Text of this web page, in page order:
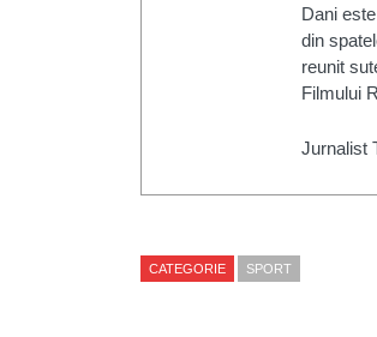
Dani
din
reunit
Filmului
Jurnalist
CATEGORIE SPORT